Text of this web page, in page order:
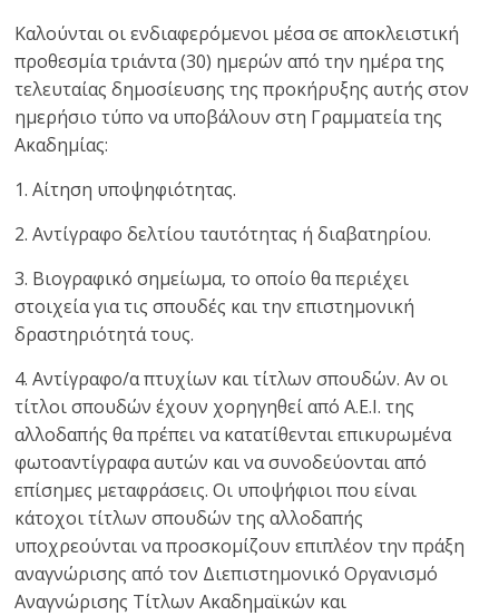
Καλούνται οι ενδιαφερόμενοι μέσα σε αποκλειστική
προθεσμία τριάντα (30) ημερών από την ημέρα της
τελευταίας δημοσίευσης της προκήρυξης αυτής στον
ημερήσιο τύπο να υποβάλουν στη Γραμματεία της
Ακαδημίας:
1. Αίτηση υποψηφιότητας.
2. Αντίγραφο δελτίου ταυτότητας ή διαβατηρίου.
3. Βιογραφικό σημείωμα, το οποίο θα περιέχει
στοιχεία για τις σπουδές και την επιστημονική
δραστηριότητά τους.
4. Αντίγραφο/α πτυχίων και τίτλων σπουδών. Αν οι
τίτλοι σπουδών έχουν χορηγηθεί από Α.Ε.Ι. της
αλλοδαπής θα πρέπει να κατατίθενται επικυρωμένα
φωτοαντίγραφα αυτών και να συνοδεύονται από
επίσημες μεταφράσεις. Οι υποψήφιοι που είναι
κάτοχοι τίτλων σπουδών της αλλοδαπής
υποχρεούνται να προσκομίζουν επιπλέον την πράξη
αναγνώρισης από τον Διεπιστημονικό Οργανισμό
Αναγνώρισης Τίτλων Ακαδημαϊκών και